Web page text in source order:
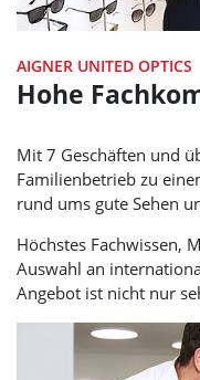
AIGNER UNITED OPTICS
Hohe
Mit 7 Geschäften und
Familienbetrieb zu
rund ums gute Sehen
Höchstes Fachwissen,
Auswahl an
Angebot ist nicht nur